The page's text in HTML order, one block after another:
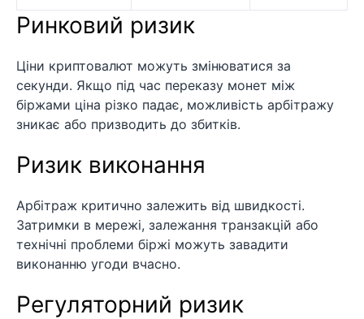
Ринковий ризик
Ціни криптовалют можуть змінюватися за
секунди. Якщо під час переказу монет між
біржами ціна різко падає, можливість арбітражу
зникає або призводить до збитків.
Ризик виконання
Арбітраж критично залежить від швидкості.
Затримки в мережі, залежання транзакцій або
технічні проблеми біржі можуть завадити
виконанню угоди вчасно.
Регуляторний ризик